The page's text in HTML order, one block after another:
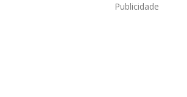
Publicidade